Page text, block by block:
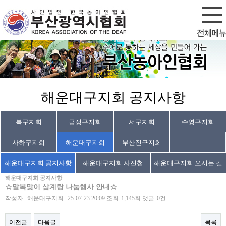
로그인
해운대구지회 공지사항
북구지회 금정구지회 서구지회 수영구지회
사하구지회 해운대구지회 부산진구지회
해운대구지회 공지사항 해운대구지회 사진첩 해운대구지회 오시는 길
해운대구지회 공지사항
☆말복맞이 삼계탕 나눔행사 안내☆
작성자 해운대구지회 25-07-23 20:09 조회 1,145회 댓글 0건
이전글 다음글 목록